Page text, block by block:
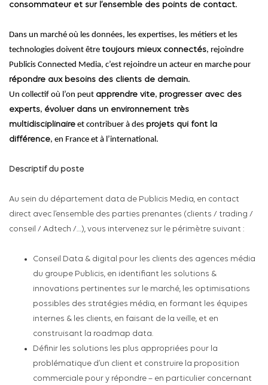
consommateur et sur l’ensemble des points de contact.
Dans un marché où les données, les expertises, les métiers et les
technologies doivent être toujours mieux connectés, rejoindre
Publicis Connected Media, c’est rejoindre un acteur en marche pour
répondre aux besoins des clients de demain.
Un collectif où l’on peut apprendre vite, progresser avec des
experts, évoluer dans un environnement très
multidisciplinaire et contribuer à des projets qui font la
différence, en France et à l’international.
Descriptif du poste
Au sein du département data de Publicis Media, en contact
direct avec l’ensemble des parties prenantes (clients / trading /
conseil / Adtech /…), vous intervenez sur le périmètre suivant :
Conseil Data & digital pour les clients des agences média
du groupe Publicis, en identifiant les solutions &
innovations pertinentes sur le marché, les optimisations
possibles des stratégies média, en formant les équipes
internes & les clients, en faisant de la veille, et en
construisant la roadmap data.
Définir les solutions les plus appropriées pour la
problématique d’un client et construire la proposition
commerciale pour y répondre – en particulier concernant